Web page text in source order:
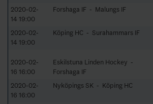
2020-02-
14 19:00
Forshaga IF - Malungs IF
2020-02-
14 19:00
Köping HC - Surahammars IF
2020-02-
16 16:00
Eskilstuna Linden Hockey -
Forshaga IF
2020-02-
16 16:00
Nyköpings SK - Köping HC